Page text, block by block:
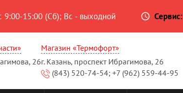
9:00-15:00 (Сб); Вс - выходной access_time Сервис:
26
Магазин «Термофорт»
г. Казань, проспект Ибрагимова, 26
(843) 520-74-54; +7 (962) 559-44-95